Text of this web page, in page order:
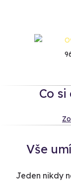
Co si
Vše
Jeden nikdy